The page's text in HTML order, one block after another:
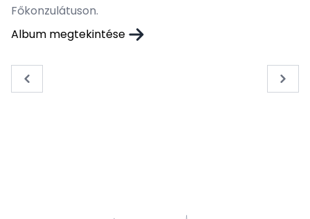
Főkonzulátuson.
Album megtekintése
« Previous Next